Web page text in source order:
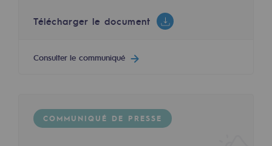
CCUS Objectif Zéro CO2
Objectif Biométhane
Acteur engagé
Télécharger le document
Consulter le communiqué
COMMUNIQUÉ DE PRESSE